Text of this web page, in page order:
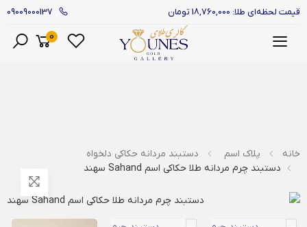
قیمت لحظه‌ای طلا: 18,760,000 تومان 09009000137
0
خانه پلاک اسم
دستبند مردانه حکاکی دلخواه
دستبند چرم مردانه طلا حکاکی اسم Sahand سهند